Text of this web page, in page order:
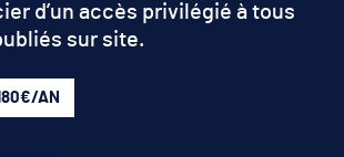
d’un accès privilégié à tous
sur site.
AN